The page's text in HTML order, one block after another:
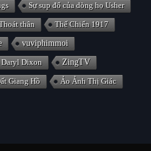
Sự sụp đổ của dòng họ Usher
thân Thế Chiến 1917
vuviphimmoi
Daryl Dixon ZingTV
Giang Hồ Ảo Ảnh Thị Giác